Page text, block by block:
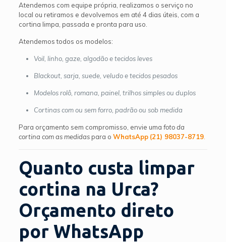
Atendemos com equipe própria, realizamos o serviço no
local ou retiramos e devolvemos em até 4 dias úteis, com a
cortina limpa, passada e pronta para uso.
Atendemos todos os modelos:
Voil, linho, gaze, algodão e tecidos leves
Blackout, sarja, suede, veludo e tecidos pesados
Modelos rolô, romana, painel, trilhos simples ou duplos
Cortinas com ou sem forro, padrão ou sob medida
Para orçamento sem compromisso, envie uma foto da
cortina com as medidaspara o WhatsApp (21) 98037-8719.
Quanto custa limpar
cortina na Urca?
Orçamento direto
por WhatsApp